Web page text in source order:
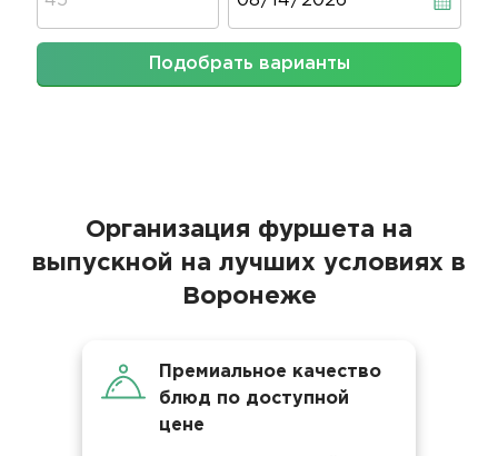
Подобрать варианты
Организация фуршета на
выпускной на лучших условиях в
Воронеже
Премиальное качество
блюд по доступной
цене